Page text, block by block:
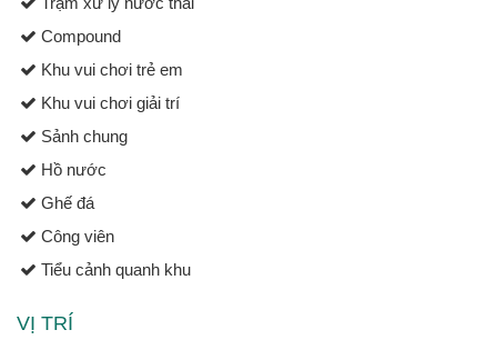
Compound
Khu vui chơi trẻ em
Khu vui chơi giải trí
Sảnh chung
Hồ nước
Ghế đá
Công viên
Tiểu cảnh quanh khu
VỊ TRÍ